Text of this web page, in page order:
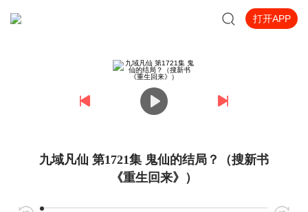
打开APP
九域凡仙 第1721集 鬼仙的结局？（搜新书
《重生回来》）